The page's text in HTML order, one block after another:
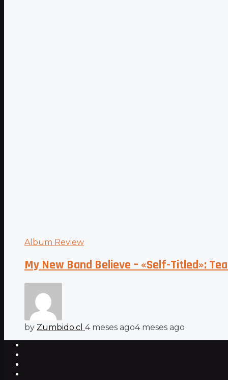
Album Review
My New Band Believe – «Self-Titled»:
by Zumbido.cl 4 meses ago4 meses ago